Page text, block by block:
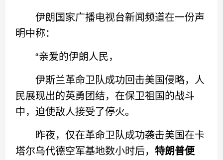
伊朗国家广播电视台新闻频道在一份声
明中称：
“亲爱的伊朗人民，
伊斯兰革命卫队成功回击美国侵略，人
民展现出的英勇团结，在保卫祖国的战斗
中，迫使敌人接受了停火。
昨夜，仅在革命卫队成功袭击美国在卡
塔尔乌代德空军基地数小时后，特朗普便